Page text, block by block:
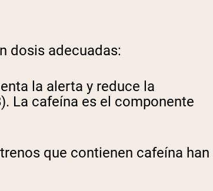
dosis adecuadas:
la alerta y reduce la
La cafeína es el componente
que contienen cafeína han